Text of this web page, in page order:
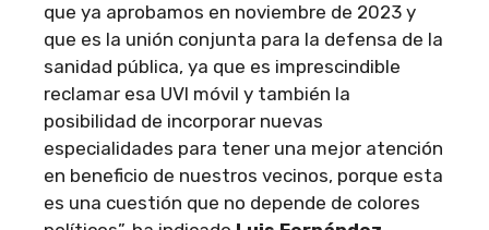
que ya aprobamos en noviembre de 2023 y
que es la unión conjunta para la defensa de la
sanidad pública, ya que es imprescindible
reclamar esa UVI móvil y también la
posibilidad de incorporar nuevas
especialidades para tener una mejor atención
en beneficio de nuestros vecinos, porque esta
es una cuestión que no depende de colores